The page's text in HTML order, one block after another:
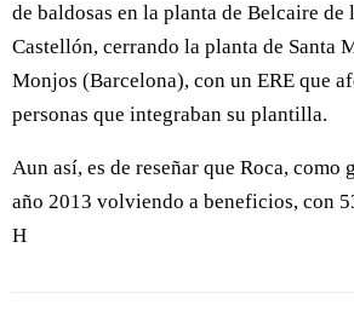
de baldosas en la planta de Belcaire de
Castellón, cerrando la planta de Santa
Monjos (Barcelona), con un ERE que
personas que integraban su plantilla.
Aun así, es de reseñar que Roca,
año 2013 volviendo a beneficios, con
H